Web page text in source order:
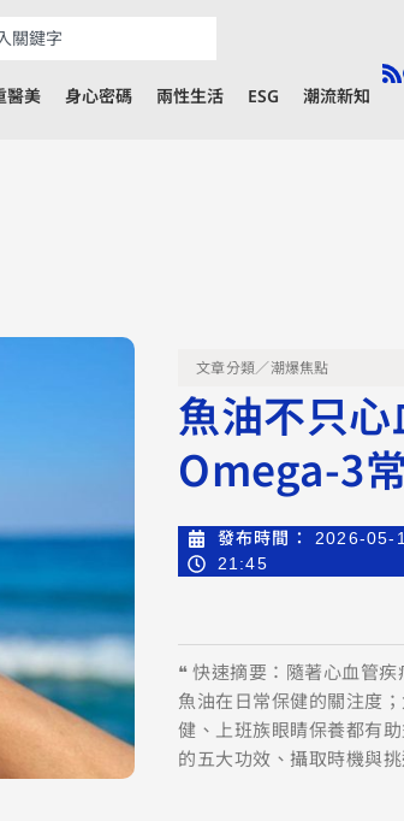
醫美 身心密碼 兩性生活 ESG 潮流新知
文章分類／潮爆焦點
魚油不只
Omega-3
發布時間：
2026-05-
21:45
❝ 快速摘要：隨著心血管
魚油在日常保健的關注度
健、上班族眼睛保養都有
的五大功效、攝取時機與